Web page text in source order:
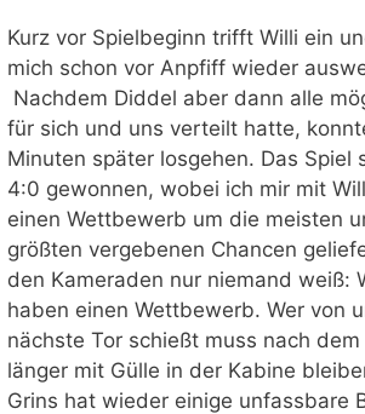
Kurz vor Spielbeginn trifft Willi ein
mich schon vor Anpfiff wieder
Nachdem Diddel aber dann alle
für sich und uns verteilt hatte,
Minuten später losgehen. Das Spiel
4:0 gewonnen, wobei ich mir mit
einen Wettbewerb um die meisten
größten vergebenen Chancen
den Kameraden nur niemand weiß:
haben einen Wettbewerb. Wer von
nächste Tor schießt muss nach dem
länger mit Gülle in der Kabine
Grins hat wieder einige unfassbare